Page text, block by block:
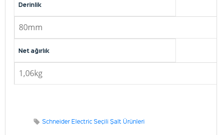
Derinlik
80mm
Net ağırlık
1,06kg
Schneider Electric Seçili Şalt Ürünleri